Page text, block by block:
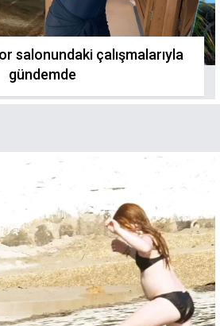
salonundaki çalışmalarıyla
gündemde